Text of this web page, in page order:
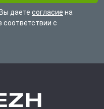
даете согласие на
соответствии с